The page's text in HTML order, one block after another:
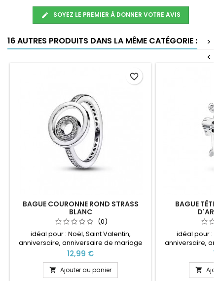
SOYEZ LE PREMIER À DONNER VOTRE AVIS
16 AUTRES PRODUITS DANS LA MÊME CATÉGORIE :
>
<
BAGUE COURONNE ROND STRASS
BLANC
(0)
idéal pour : Noël, Saint Valentin,
anniversaire, anniversaire de mariage
Retrouvez nos charms de la même
collection en cliquant ICI
Prix
12,99 €
 Ajouter au panier
favorite_border
BAGUE TÊTE
idéal pour :
anniversaire,
